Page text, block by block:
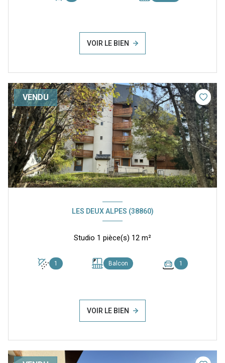
VOIR LE BIEN
VENDU
LES DEUX ALPES (38860)
Studio 1 pièce(s) 12 m²
1 Balcon 1
VOIR LE BIEN